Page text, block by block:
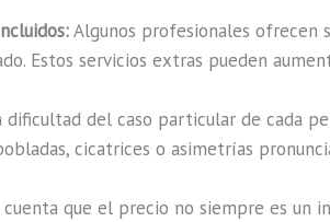
Algunos profesionales ofrecen
Estos servicios extras pueden
dificultad del caso particular de cada
cicatrices o asimetrías
que el precio no siempre es un